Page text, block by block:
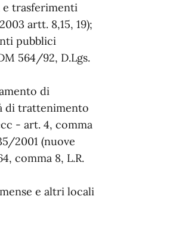
e trasferimenti
artt. 8,15, 19);
pubblici
564/92, D.Lgs.
di
di trattenimento
- art. 4, comma
2001 (nuove
comma 8, L.R.
e altri locali